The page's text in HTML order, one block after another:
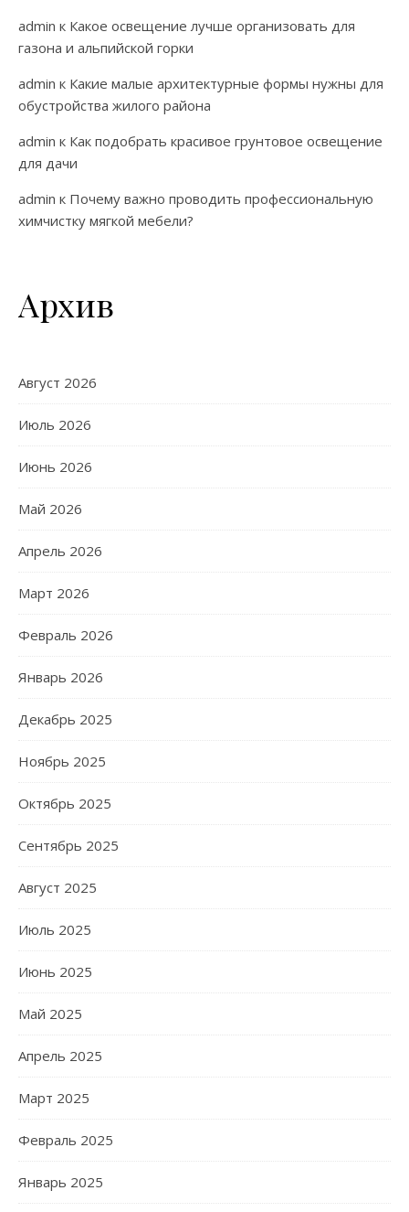
admin к Какое освещение лучше организовать для
газона и альпийской горки
admin к Какие малые архитектурные формы нужны для
обустройства жилого района
admin к Как подобрать красивое грунтовое освещение
для дачи
admin к Почему важно проводить профессиональную
химчистку мягкой мебели?
Архив
Август 2026
Июль 2026
Июнь 2026
Май 2026
Апрель 2026
Март 2026
Февраль 2026
Январь 2026
Декабрь 2025
Ноябрь 2025
Октябрь 2025
Сентябрь 2025
Август 2025
Июль 2025
Июнь 2025
Май 2025
Апрель 2025
Март 2025
Февраль 2025
Январь 2025